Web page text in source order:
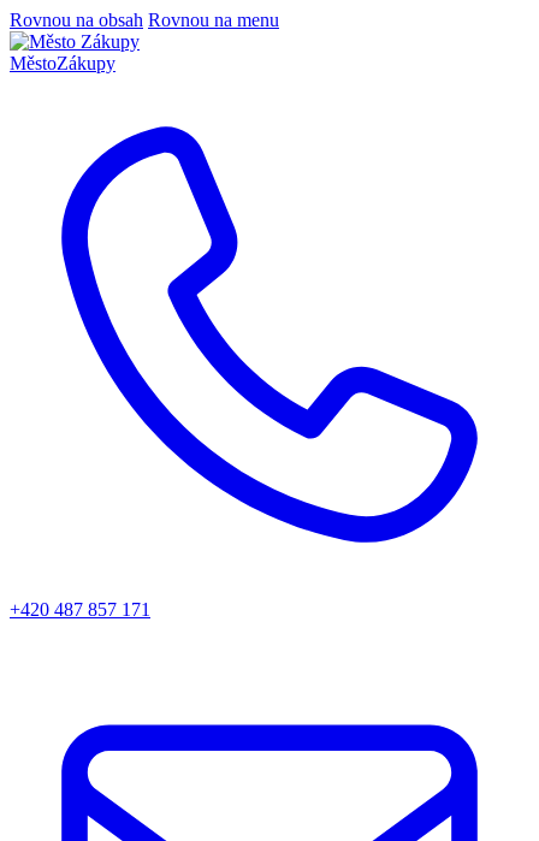
Rovnou na obsah Rovnou na menu
MěstoZákupy
+420 487 857 171